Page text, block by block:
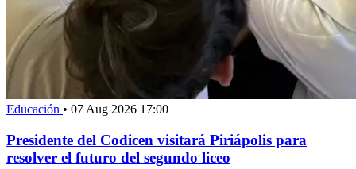
Educación • 07 Aug 2026 17:00
Presidente del Codicen visitará Piriápolis para
resolver el futuro del segundo liceo